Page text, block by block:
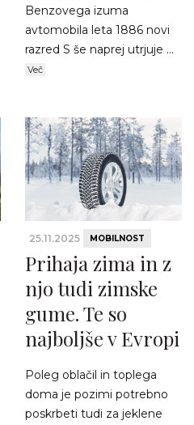
Benzovega izuma
avtomobila leta 1886 novi
razred S še naprej utrjuje ...
Več
25.11.2025 MOBILNOST
Prihaja zima in z
njo tudi zimske
gume. Te so
najboljše v Evropi
Poleg oblačil in toplega
doma je pozimi potrebno
poskrbeti tudi za jeklene